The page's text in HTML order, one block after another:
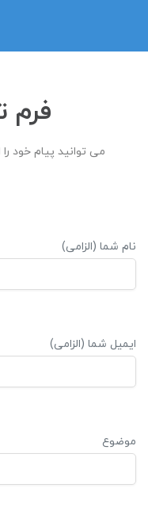
فرم
می توانید پیام خود
نام شما (الزامی)
ایمیل شما (الزامی)
موضوع